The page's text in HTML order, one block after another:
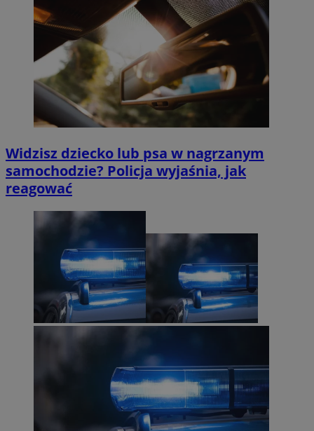
Widzisz dziecko lub psa w nagrzanym
samochodzie? Policja wyjaśnia, jak
reagować